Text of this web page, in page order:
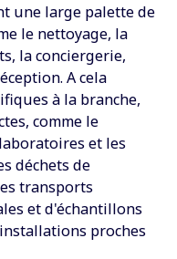
une large palette de
le nettoyage, la
la conciergerie,
A cela
à la branche,
comme le
et les
déchets de
transports
et d'échantillons
proches